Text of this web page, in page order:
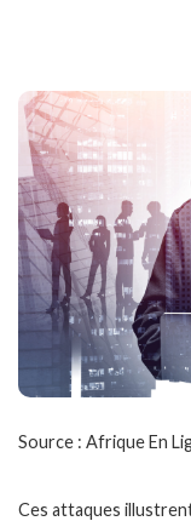
Source : Afrique En
Ces attaques